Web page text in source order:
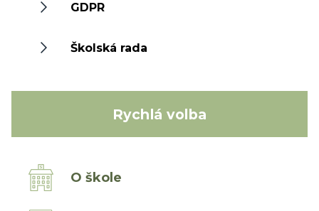
GDPR
Školská rada
Rychlá volba
O škole